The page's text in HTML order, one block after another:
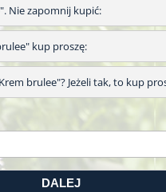
Nie zapomnij kupić:
kup proszę:
brulee"? Jeżeli tak, to kup